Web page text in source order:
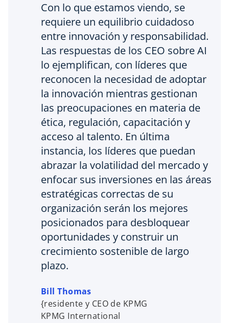
Con lo que estamos viendo, se
requiere un equilibrio cuidadoso
entre innovación y responsabilidad.
Las respuestas de los CEO sobre AI
lo ejemplifican, con líderes que
reconocen la necesidad de adoptar
la innovación mientras gestionan
las preocupaciones en materia de
ética, regulación, capacitación y
acceso al talento. En última
instancia, los líderes que puedan
abrazar la volatilidad del mercado y
enfocar sus inversiones en las áreas
estratégicas correctas de su
organización serán los mejores
posicionados para desbloquear
oportunidades y construir un
crecimiento sostenible de largo
plazo.
Bill Thomas
{residente y CEO de KPMG
KPMG International